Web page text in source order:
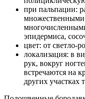
при пальпации:
эпидермиса,
цвет: от светло-
локализация: в
рук, вокруг
встречаются на
других участках